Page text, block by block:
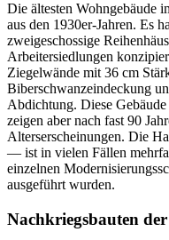
Die ältesten Wohngebäude
aus den 1930er-Jahren. Es
zweigeschossige
Arbeitersiedlungen
Ziegelwände mit 36 cm
Biberschwanzeindeckung
Abdichtung. Diese
zeigen aber nach fast 90
Alterserscheinungen. Die
— ist in vielen Fällen
einzelnen
ausgeführt wurden.
Nachkriegsbauten